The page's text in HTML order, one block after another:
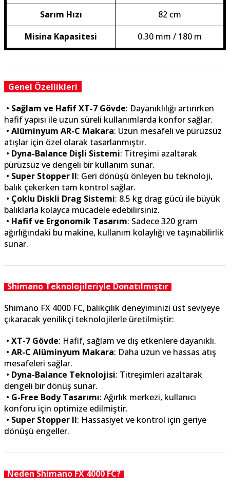
Sarım Hızı
82 cm
Misina Kapasitesi
0.30 mm / 180 m
Genel Özellikleri
• Sağlam ve Hafif XT-7 Gövde: Dayanıklılığı artırırken
hafif yapısı ile uzun süreli kullanımlarda konfor sağlar.
• Alüminyum AR-C Makara: Uzun mesafeli ve pürüzsüz
atışlar için özel olarak tasarlanmıştır.
• Dyna-Balance Dişli Sistemi: Titreşimi azaltarak
pürüzsüz ve dengeli bir kullanım sunar.
• Super Stopper II: Geri dönüşü önleyen bu teknoloji,
balık çekerken tam kontrol sağlar.
• Çoklu Diskli Drag Sistemi: 8.5 kg drag gücü ile büyük
balıklarla kolayca mücadele edebilirsiniz.
• Hafif ve Ergonomik Tasarım: Sadece 320 gram
ağırlığındaki bu makine, kullanım kolaylığı ve taşınabilirlik
sunar.
Shimano Teknolojileriyle Donatılmıştır
Shimano FX 4000 FC, balıkçılık deneyiminizi üst seviyeye
çıkaracak yenilikçi teknolojilerle üretilmiştir:
• XT-7 Gövde: Hafif, sağlam ve dış etkenlere dayanıklı.
• AR-C Alüminyum Makara: Daha uzun ve hassas atış
mesafeleri sağlar.
• Dyna-Balance Teknolojisi: Titreşimleri azaltarak
dengeli bir dönüş sunar.
• G-Free Body Tasarımı: Ağırlık merkezi, kullanıcı
konforu için optimize edilmiştir.
• Super Stopper II: Hassasiyet ve kontrol için geriye
dönüşü engeller.
Neden Shimano FX 4000 FC?